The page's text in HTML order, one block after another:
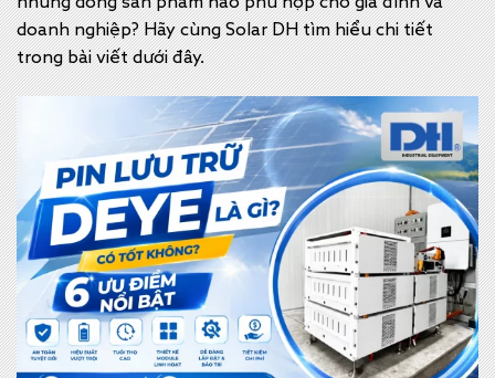
doanh nghiệp? Hãy cùng Solar DH tìm hiểu chi tiết
trong bài viết dưới đây.